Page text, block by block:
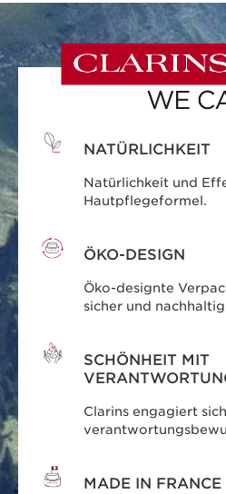
NATÜRLICHKEIT
Natürlichkeit und
Hautpflegeformel.
ÖKO-DESIGN
Öko-designte
sicher und
SCHÖNHEIT MIT
Clarins engagiert
MADE IN FRANCE